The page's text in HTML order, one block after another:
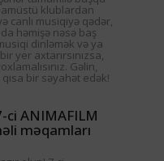
klublardan
canlı musiqiyə qədər,
həmişə nəsə baş
dinləmək və ya
yer axtarırsınızsa,
Gəlin,
qısa bir səyahət edək!
ci ANIMAFILM
məqamları